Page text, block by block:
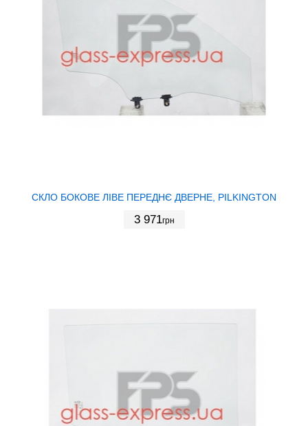
СКЛО БОКОВЕ ЛІВЕ ПЕРЕДНЄ ДВЕРНЕ, PILKINGTON
3 971грн